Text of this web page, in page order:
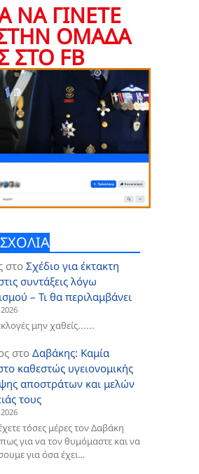
ΝΑ ΓΙΝΕΤΕ
ΟΜΑΔΑ
ΣΤΟ FB
ΣΧΟΛΙΑ
στο Σχέδιο για έκτακτη
συντάξεις λόγω
– Τι θα περιλαμβάνει
μην χαθείς......
στο Δαβάκης: Καμία
καθεστώς υγειονομικής
αποστράτων και μελών
τους
τόσες μέρες τον Δαβάκη
για να τον θυμόμαστε και να
για όσα έχει…